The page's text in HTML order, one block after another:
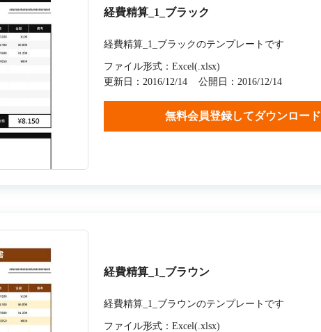
経費精算_1_ブラック
経費精算_1_ブラックのテンプレートです
ファイル形式：Excel(.xlsx)
更新日：2016/12/14
公開日：2016/12/14
無料会員登録してダウンロード
経費精算_1_ブラウン
経費精算_1_ブラウンのテンプレートです
ファイル形式：Excel(.xlsx)